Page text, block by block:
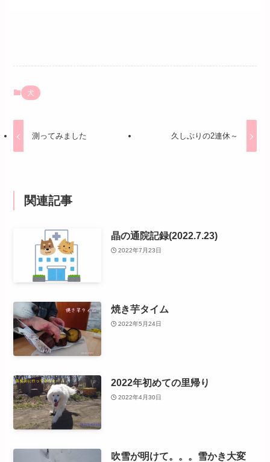
犬
測ってみました 久しぶりの2連休～
関連記事
晶の通院記録(2022.7.23)
2022年7月23日
焼き芋タイム
2022年5月24日
2022年初めての里帰り
2022年4月30日
吹雪が明けて。。。雪かき大変